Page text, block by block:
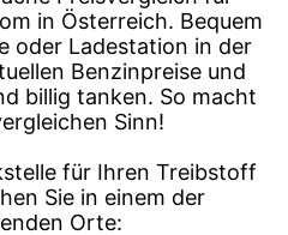
in Österreich. Bequem
oder Ladestation in der
Benzinpreise und
billig tanken. So macht
Sinn!
für Ihren Treibstoff
Sie in einem der
Orte: